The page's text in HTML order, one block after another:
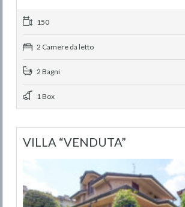
150
2 Camere da letto
2 Bagni
1 Box
VILLA “VENDUTA”